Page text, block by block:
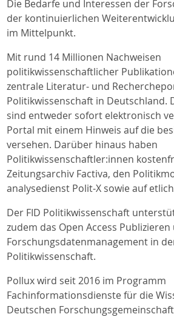
Die Bedarfe und Interessen der
der kontinuierlichen
im Mittelpunkt.
Mit rund 14 Millionen Nachweisen
politikwissenschaftlicher
zentrale Literatur- und
Politikwissenschaft in Deutschland.
sind entweder sofort elektronisch
Portal mit einem Hinweis auf die
versehen. Darüber hinaus haben
Politikwissenschaftler:innen
Zeitungsarchiv Factiva, den
analysedienst Polit-X sowie auf
Der FID Politikwissenschaft
zudem das Open Access Publizieren
Forschungsdatenmanagement in
Politikwissenschaft.
Pollux wird seit 2016 im Programm
Fachinformationsdienste für die
Deutschen